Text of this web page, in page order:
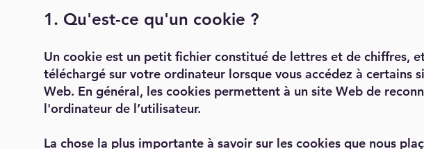
1. Qu'est-ce qu'un cookie ?
Un cookie est un petit fichier constitué de lettres et de chiffres,
téléchargé sur votre ordinateur lorsque vous accédez à certains
Web. En général, les cookies permettent à un site Web de
l'ordinateur de l’utilisateur.
La chose la plus importante à savoir sur les cookies que nous